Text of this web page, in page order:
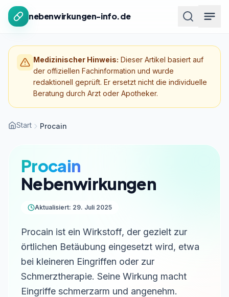
Zum Inhalt springen
nebenwirkungen-info.de
Medizinischer Hinweis: Dieser Artikel basiert auf
der offiziellen Fachinformation und wurde
redaktionell geprüft. Er ersetzt nicht die individuelle
Beratung durch Arzt oder Apotheker.
Start Procain
Procain
Nebenwirkungen
Aktualisiert: 29. Juli 2025
Procain ist ein Wirkstoff, der gezielt zur
örtlichen Betäubung eingesetzt wird, etwa
bei kleineren Eingriffen oder zur
Schmerztherapie. Seine Wirkung macht
Eingriffe schmerzarm und angenehm.